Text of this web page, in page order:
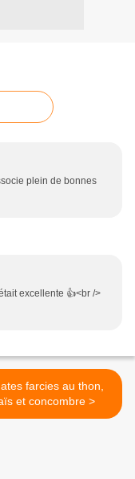
plein de bonnes
excellente 👍<br />
farcies au thon,
maïs et concombre >